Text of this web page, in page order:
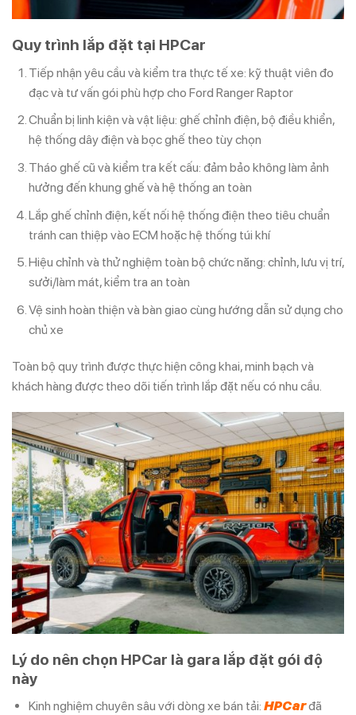
Quy trình lắp đặt tại HPCar
Tiếp nhận yêu cầu và kiểm tra thực tế xe: kỹ thuật viên đo
đạc và tư vấn gói phù hợp cho Ford Ranger Raptor
Chuẩn bị linh kiện và vật liệu: ghế chỉnh điện, bộ điều khiển,
hệ thống dây điện và bọc ghế theo tùy chọn
Tháo ghế cũ và kiểm tra kết cấu: đảm bảo không làm ảnh
hưởng đến khung ghế và hệ thống an toàn
Lắp ghế chỉnh điện, kết nối hệ thống điện theo tiêu chuẩn
tránh can thiệp vào ECM hoặc hệ thống túi khí
Hiệu chỉnh và thử nghiệm toàn bộ chức năng: chỉnh, lưu vị trí,
sưởi/làm mát, kiểm tra an toàn
Vệ sinh hoàn thiện và bàn giao cùng hướng dẫn sử dụng cho
chủ xe
Toàn bộ quy trình được thực hiện công khai, minh bạch và
khách hàng được theo dõi tiến trình lắp đặt nếu có nhu cầu.
Lý do nên chọn HPCar là gara lắp đặt gói độ
này
Kinh nghiệm chuyên sâu với dòng xe bán tải: HPCarđã